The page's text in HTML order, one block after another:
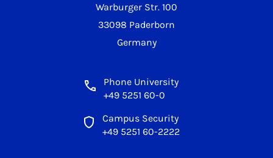
Warburger Str. 100
33098 Paderborn
Germany
Phone University
+49 5251 60-0
Campus Security
+49 5251 60-2222